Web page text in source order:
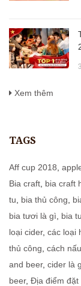
Xem thêm
TAGS
Aff cup 2018
Bia craft bia craft
tu
bia thủ công
bia tươi là gì
bia
loại cider, các loại
thủ công cách
and beer, cider là
beer, Địa điểm đặt